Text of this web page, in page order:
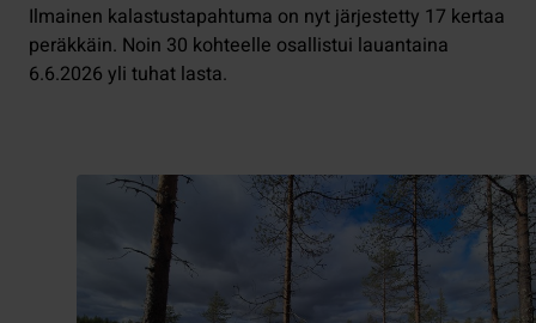
Ilmainen kalastustapahtuma on nyt järjestetty 17 kertaa
peräkkäin. Noin 30 kohteelle osallistui lauantaina
6.6.2026 yli tuhat lasta.